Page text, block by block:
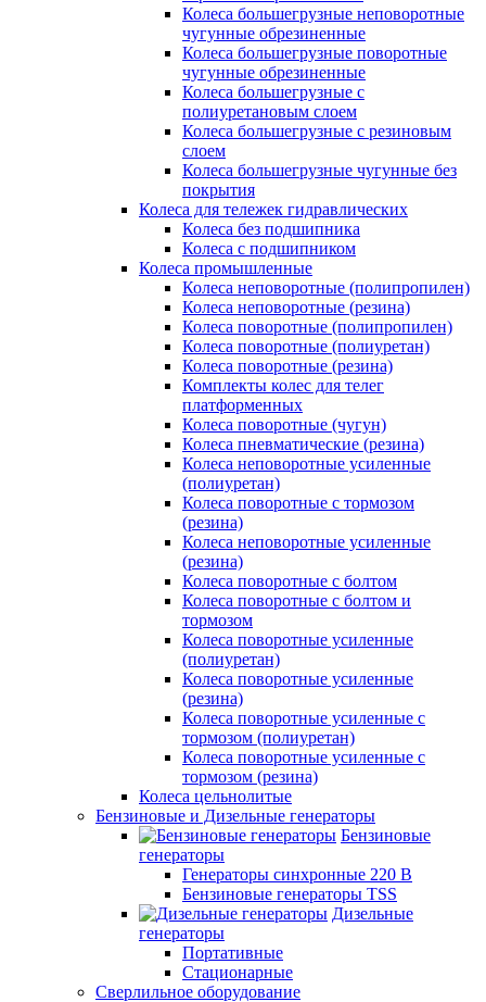
Колеса большегрузные неповоротные
чугунные обрезиненные
Колеса большегрузные поворотные
чугунные обрезиненные
Колеса большегрузные с
полиуретановым слоем
Колеса большегрузные с резиновым
слоем
Колеса большегрузные чугунные без
покрытия
Колеса для тележек гидравлических
Колеса без подшипника
Колеса с подшипником
Колеса промышленные
Колеса неповоротные (полипропилен)
Колеса неповоротные (резина)
Колеса поворотные (полипропилен)
Колеса поворотные (полиуретан)
Колеса поворотные (резина)
Комплекты колес для телег
платформенных
Колеса поворотные (чугун)
Колеса пневматические (резина)
Колеса неповоротные усиленные
(полиуретан)
Колеса поворотные c тормозом
(резина)
Колеса неповоротные усиленные
(резина)
Колеса поворотные с болтом
Колеса поворотные с болтом и
тормозом
Колеса поворотные усиленные
(полиуретан)
Колеса поворотные усиленные
(резина)
Колеса поворотные усиленные с
тормозом (полиуретан)
Колеса поворотные усиленные с
тормозом (резина)
Колеса цельнолитые
Бензиновые и Дизельные генераторы
Бензиновые
генераторы
Генераторы синхронные 220 В
Бензиновые генераторы TSS
Дизельные
генераторы
Портативные
Стационарные
Сверлильное оборудование